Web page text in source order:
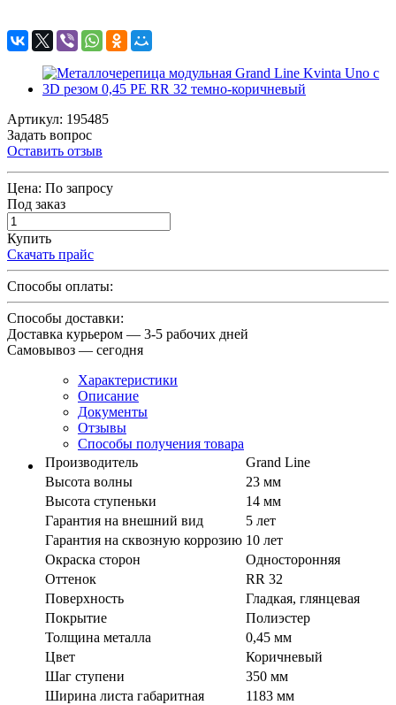
Артикул: 195485
Задать вопрос
Оставить отзыв
Цена: По запросу
Под заказ
Купить
Скачать прайс
Способы оплаты:
Способы доставки:
Доставка курьером — 3-5 рабочих дней
Самовывоз — сегодня
Характеристики
Описание
Документы
Отзывы
Способы получения товара
Производитель
Grand Line
Высота волны
23 мм
Высота ступеньки
14 мм
Гарантия на внешний вид
5 лет
Гарантия на сквозную коррозию 10 лет
Окраска сторон
Односторонняя
Оттенок
RR 32
Поверхность
Гладкая, глянцевая
Покрытие
Полиэстер
Толщина металла
0,45 мм
Цвет
Коричневый
Шаг ступени
350 мм
Ширина листа габаритная
1183 мм